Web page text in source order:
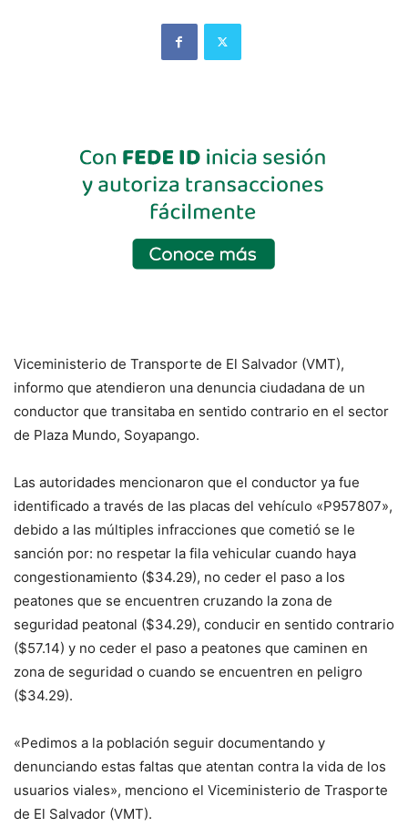
Viceministerio de Transporte de El Salvador (VMT),
informo que atendieron una denuncia ciudadana de un
conductor que transitaba en sentido contrario en el sector
de Plaza Mundo, Soyapango.
Las autoridades mencionaron que el conductor ya fue
identificado a través de las placas del vehículo «P957807»,
debido a las múltiples infracciones que cometió se le
sanción por: no respetar la fila vehicular cuando haya
congestionamiento ($34.29), no ceder el paso a los
peatones que se encuentren cruzando la zona de
seguridad peatonal ($34.29), conducir en sentido contrario
($57.14) y no ceder el paso a peatones que caminen en
zona de seguridad o cuando se encuentren en peligro
($34.29).
«Pedimos a la población seguir documentando y
denunciando estas faltas que atentan contra la vida de los
usuarios viales», menciono el Viceministerio de Trasporte
de El Salvador (VMT).